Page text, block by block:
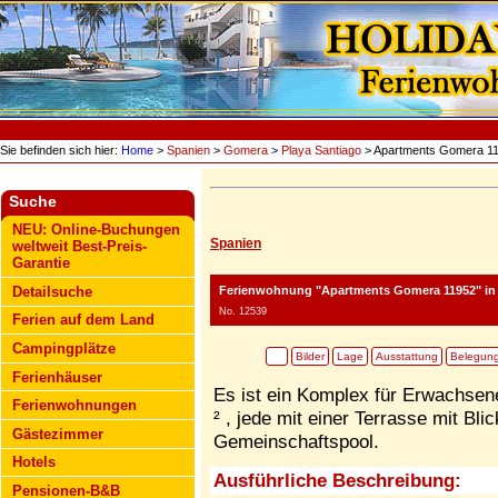
Sie befinden sich hier: Home > Spanien > Gomera > Playa Santiago > Apartments Gomera
Suche
NEU: Online-Buchungen
weltweit Best-Preis-
Garantie
Detailsuche
Ferien auf dem Land
Campingplätze
Ferienhäuser
Ferienwohnungen
Gästezimmer
Hotels
Pensionen-B&B
Spanien
Ferienwohnung "Apartments Gomera 11952" in
No. 12539
Bilder Lage Ausstattung
Es ist ein Komplex für
² , jede mit einer Terrasse mit
Gemeinschaftspool.
Ausführliche Beschreibung: